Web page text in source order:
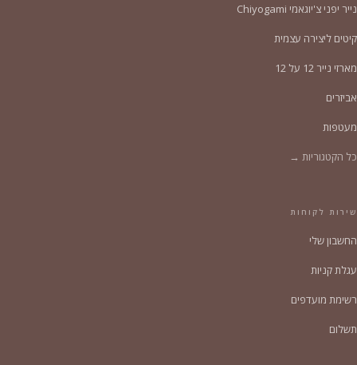
נייר יפני צ'יוגאמי Chiyogami
קיטים ליצירה עצמית
מארזי נייר 12 על 12
אביזרים
מעטפות
כל הקטגוריות →
שירות לקוחות
החשבון שלי
עגלת קניות
רשימת מועדפים
תשלום